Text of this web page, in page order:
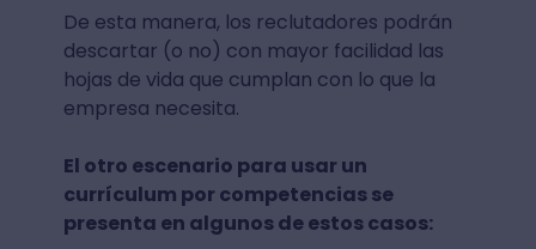
De esta manera, los reclutadores podrán
descartar (o no) con mayor facilidad las
hojas de vida que cumplan con lo que la
empresa necesita.
El otro escenario para usar un
currículum por competencias se
presenta en algunos de estos casos: